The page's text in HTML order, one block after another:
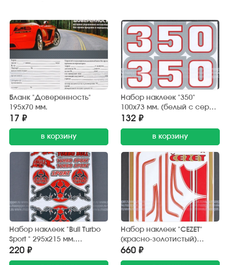
Бланк "Доверенность"
195х70 мм.
17 ₽
в корзину
Набор наклеек "350"
100х73 мм. (белый с серой
окантовкой) 2 шт.
132 ₽
в корзину
Набор наклеек "Bull Turbo
Sport " 295х215 мм.
(красно-черный) 15 шт.
220 ₽
Набор наклеек "CEZET"
(красно-золотистый)
370х380 мм. (10 шт.)
660 ₽